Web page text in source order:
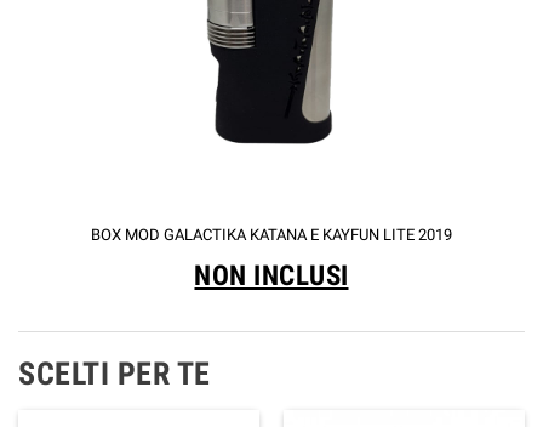
BOX MOD GALACTIKA KATANA E KAYFUN LITE 2019
NON INCLUSI
SCELTI PER TE